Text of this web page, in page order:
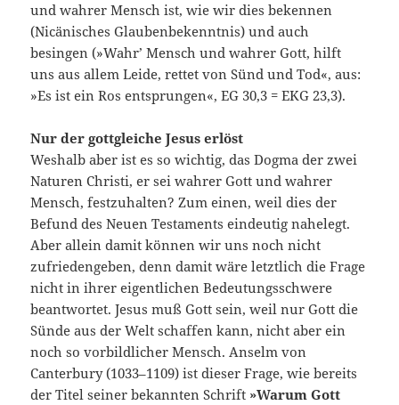
und wahrer Mensch ist, wie wir dies bekennen
(Nicänisches Glaubenbekenntnis) und auch
besingen (»Wahr’ Mensch und wahrer Gott, hilft
uns aus allem Leide, rettet von Sünd und Tod«, aus:
»Es ist ein Ros entsprungen«, EG 30,3 = EKG 23,3).
Nur der gottgleiche Jesus erlöst
Weshalb aber ist es so wichtig, das Dogma der zwei
Naturen Christi, er sei wahrer Gott und wahrer
Mensch, festzuhalten? Zum einen, weil dies der
Befund des Neuen Testaments eindeutig nahelegt.
Aber allein damit können wir uns noch nicht
zufriedengeben, denn damit wäre letztlich die Frage
nicht in ihrer eigentlichen Bedeutungsschwere
beantwortet. Jesus muß Gott sein, weil nur Gott die
Sünde aus der Welt schaffen kann, nicht aber ein
noch so vorbildlicher Mensch. Anselm von
Canterbury (1033–1109) ist dieser Frage, wie bereits
der Titel seiner bekannten Schrift »Warum Gott